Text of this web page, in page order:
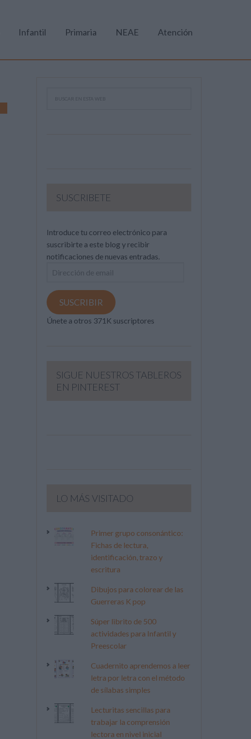
Infantil Primaria NEAE Atención
SUSCRIBETE
Introduce tu correo electrónico para
suscribirte a este blog y recibir
notificaciones de nuevas entradas.
Dirección
email
SUSCRIBIR
Únete a otros 371K suscriptores
SIGUE NUESTROS TABLEROS
EN PINTEREST
LO MÁS VISITADO
Primer grupo consonántico:
Fichas de lectura,
identificación, trazo y
escritura
Dibujos para colorear de las
Guerreras K pop
Súper librito de 500
actividades para Infantil y
Preescolar
Cuadernito aprendemos a leer
letra por letra con el método
de sílabas simples
Lecturitas sencillas para
trabajar la comprensión
lectora en nivel inicial